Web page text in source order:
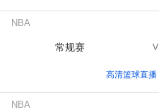
NBA
常规赛
高清篮球直播
NBA